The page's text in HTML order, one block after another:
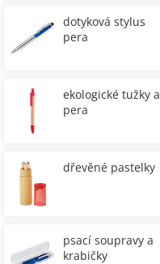
dotyková stylus
pera
ekologické tužky a
pera
dřevěné pastelky
psací soupravy a
krabičky